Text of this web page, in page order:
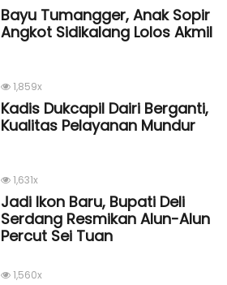
Bayu Tumangger, Anak Sopir
Angkot Sidikalang Lolos Akmil
1,859x
Kadis Dukcapil Dairi Berganti,
Kualitas Pelayanan Mundur
1,631x
Jadi Ikon Baru, Bupati Deli
Serdang Resmikan Alun-Alun
Percut Sei Tuan
1,560x